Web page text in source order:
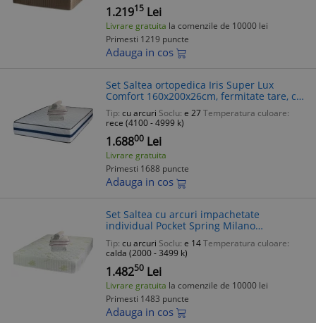
1.21915 Lei
Livrare gratuita la comenzile de 10000 lei
Primesti 1219 puncte
Adauga in cos
Set Saltea ortopedica Iris Super Lux
Comfort 160x200x26cm, fermitate tare, cu
plasa de arcuri tip Bonell, sistem aerisire
banda Spaceair, Saltsib plus
Tip: cu arcuri Soclu: e 27Temperatura culoare:
rece (4100 - 4999 k)
1.68800 Lei
Livrare gratuita
Primesti 1688 puncte
Adauga in cos
Set Saltea cu arcuri impachetate
individual Pocket Spring Milano
160x200x24cm, fermitate mediu spre soft,
sistem aerisire perimetral, Saltex plus 2
pe
Tip: cu arcuri Soclu: e 14Temperatura culoare:
calda (2000 - 3499 k)
1.48250 Lei
Livrare gratuita la comenzile de 10000 lei
Primesti 1483 puncte
Adauga in cos